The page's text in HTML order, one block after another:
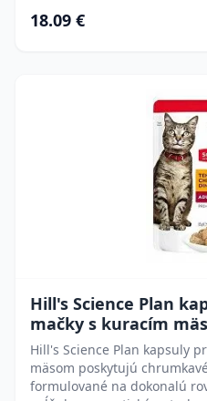
18.09 €
Hill's Science Plan
mačky s kuracím
Hill's Science Plan kapsuly
mäsom poskytujú
formulované na dokonalú